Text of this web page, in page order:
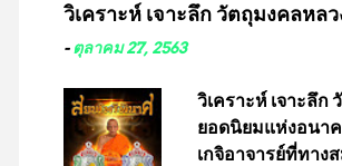
ว่า หน้ากากป้องกั
กับประเทศชาติอย่
ทหารนี้ได้รับการผ
จำหน่ายส่งออกต่
วิเคราะห์ เจาะลึก วัตถุมงคลห
-ตุลาคม 27, 2563
วิเคราะห์ เจาะลึ
ยอดนิยมแห่งอนา
เกจิอาจารย์ที่ทาง